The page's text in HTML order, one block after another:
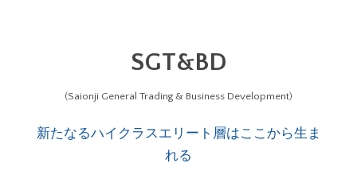
SGT&BD
(Saionji General Trading & Business Development)
新たなるハイクラスエリート層はここから生ま
れる